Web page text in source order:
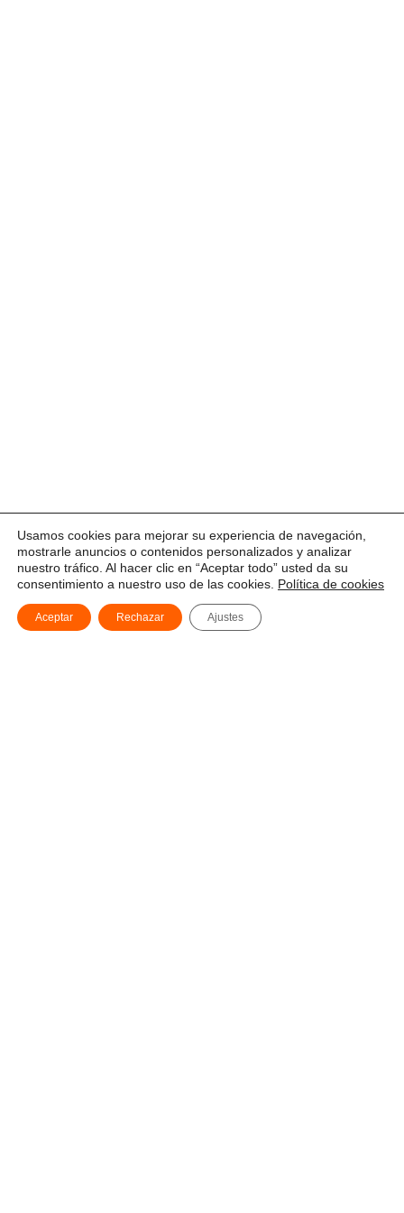
Usamos cookies para mejorar su experiencia de navegación,
mostrarle anuncios o contenidos personalizados y analizar
nuestro tráfico. Al hacer clic en “Aceptar todo” usted da su
consentimiento a nuestro uso de las cookies. Política de cookies
Aceptar Rechazar Ajustes